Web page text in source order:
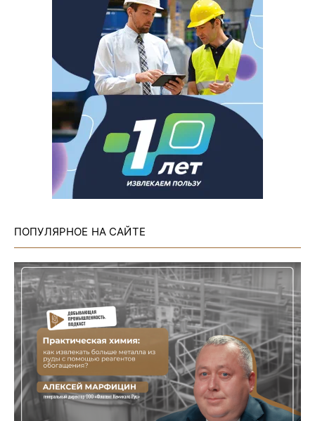
ПОПУЛЯРНОЕ НА САЙТЕ